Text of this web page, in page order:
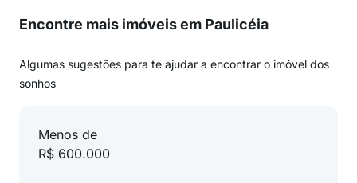
Encontre mais imóveis em Paulicéia
Algumas sugestões para te ajudar a encontrar o imóvel dos
sonhos
Menos de
R$ 600.000